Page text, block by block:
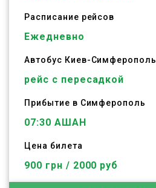
Расписание рейсов
Ежедневно
Автобус Киев-Симферополь
рейс с пересадкой
Прибытие в Симферополь
07:30 АШАН
Цена билета
900 грн / 2000 руб